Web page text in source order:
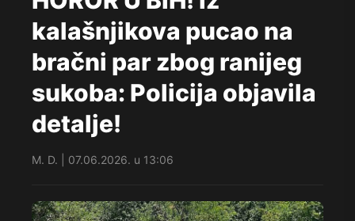
kalašnjikova pucao na
bračni par zbog ranijeg
sukoba: Policija objavila
detalje!
M. D. | 07.06.2026. u 13:06